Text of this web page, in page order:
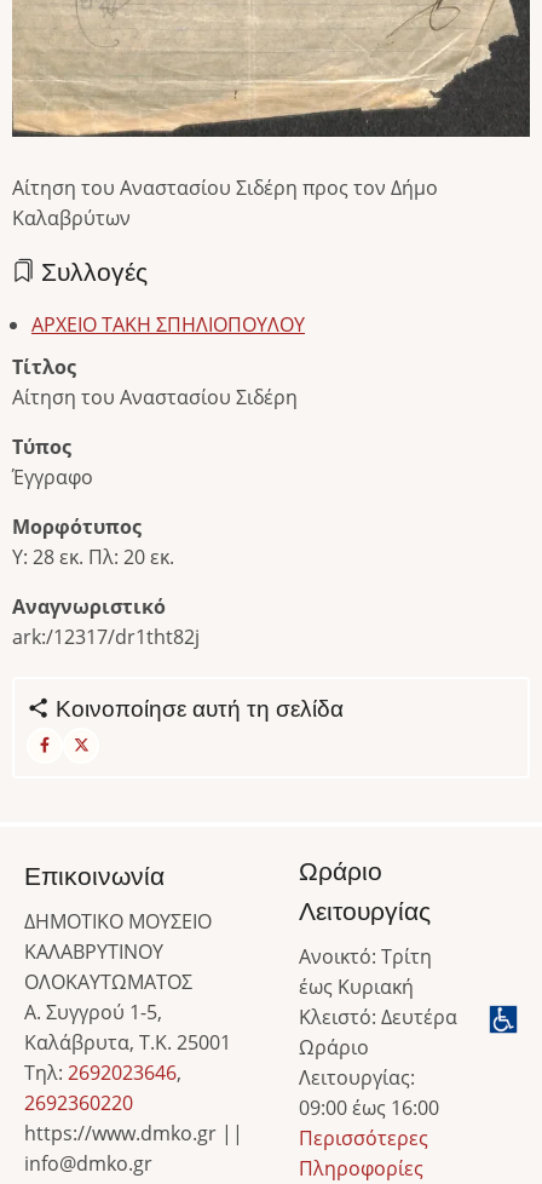
Αίτηση του Αναστασίου Σιδέρη προς τον Δήμο
Καλαβρύτων
Συλλογές
ΑΡΧΕΙΟ ΤΑΚΗ ΣΠΗΛΙΟΠΟΥΛΟΥ
Τίτλος
Αίτηση του Αναστασίου Σιδέρη
Τύπος
Έγγραφο
Μορφότυπος
Υ: 28 εκ. Πλ: 20 εκ.
Αναγνωριστικό
ark:/12317/dr1tht82j
Κοινοποίησε αυτή τη σελίδα
Επικοινωνία
ΔΗΜΟΤΙΚΟ ΜΟΥΣΕΙΟ
ΚΑΛΑΒΡΥΤΙΝΟΥ
ΟΛΟΚΑΥΤΩΜΑΤΟΣ
Α. Συγγρού 1-5,
Καλάβρυτα, Τ.Κ. 25001
Τηλ: 2692023646,
2692360220
https://www.dmko.gr ||
info@dmko.gr
Ωράριο
Λειτουργίας
Ανοικτό: Τρίτη
έως Κυριακή
Κλειστό: Δευτέρα
Ωράριο
Λειτουργίας:
09:00 έως 16:00
Περισσότερες
Πληροφορίες